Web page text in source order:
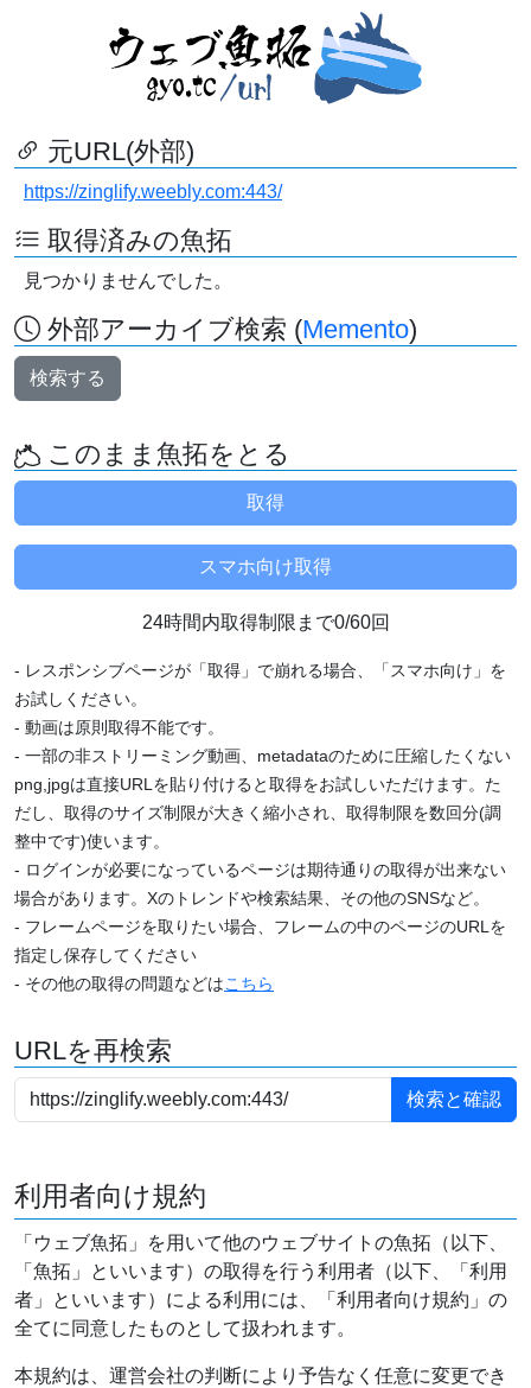
元URL(外部)
https://zinglify.weebly.com:443/
取得済みの魚拓
見つかりませんでした。
外部アーカイブ検索 (Memento)
検索する
このまま魚拓をとる
24時間内取得制限まで0/60回
- レスポンシブページが「取得」で崩れる場合、「スマホ向け」を
お試しください。
- 動画は原則取得不能です。
- 一部の非ストリーミング動画、metadataのために圧縮したくない
png,jpgは直接URLを貼り付けると取得をお試しいただけます。た
だし、取得のサイズ制限が大きく縮小され、取得制限を数回分(調
整中です)使います。
- ログインが必要になっているページは期待通りの取得が出来ない
場合があります。Xのトレンドや検索結果、その他のSNSなど。
- フレームページを取りたい場合、フレームの中のページのURLを
指定し保存してください
- その他の取得の問題などはこちら
URLを再検索
利用者向け規約
「ウェブ魚拓」を用いて他のウェブサイトの魚拓（以下、
「魚拓」といいます）の取得を行う利用者（以下、「利用
者」といいます）による利用には、「利用者向け規約」の
全てに同意したものとして扱われます。
本規約は、運営会社の判断により予告なく任意に変更でき